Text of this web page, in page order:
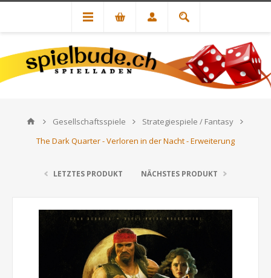
Gesellschaftsspiele
Strategiespiele / Fantasy
The Dark Quarter - Verloren in der Nacht - Erweiterung
LETZTES PRODUKT NÄCHSTES PRODUKT